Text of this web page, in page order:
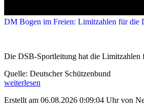
DM Bogen im Freien: Limitzahlen für die
Die DSB-Sportleitung hat die Limitzahlen
Quelle: Deutscher Schützenbund
weiterlesen
Erstellt am 06.08.2026 0:09:04 Uhr von